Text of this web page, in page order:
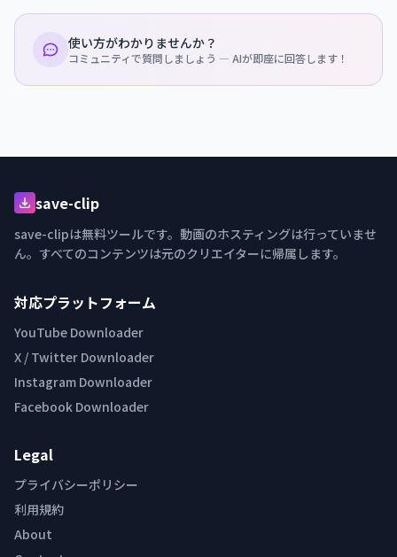
使い方がわかりませんか？
コミュニティで質問しましょう — AIが即座に回答します！
save-clip
save-clipは無料ツールです。動画のホスティングは行っていませ
ん。すべてのコンテンツは元のクリエイターに帰属します。
対応プラットフォーム
YouTube Downloader
X / Twitter Downloader
Instagram Downloader
Facebook Downloader
Legal
プライバシーポリシー
利用規約
About